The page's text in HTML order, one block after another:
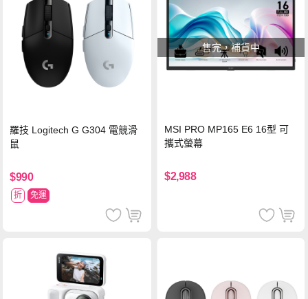
羅技 Logitech G G304 電競滑
鼠
$990
折 免運
售完，補貨中
MSI PRO MP165 E6 16型 可
攜式螢幕
$2,988